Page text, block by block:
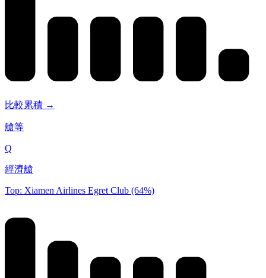
比較累積 →
艙等
Q
經濟艙
Top: Xiamen Airlines Egret Club (64%)